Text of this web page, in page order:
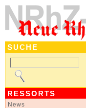
SUCHE
RESSORTS
News